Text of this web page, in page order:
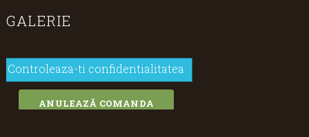
GALERIE
Controleaza-ti confidentialitatea
ANULEAZĂ COMANDA